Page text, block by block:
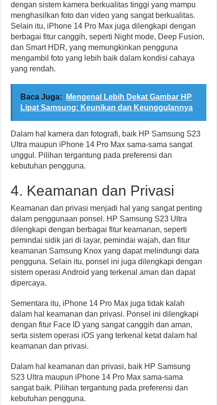
dengan sistem kamera berkualitas tinggi yang mampu
menghasilkan foto dan video yang sangat berkualitas.
Selain itu, iPhone 14 Pro Max juga dilengkapi dengan
berbagai fitur canggih, seperti Night mode, Deep Fusion,
dan Smart HDR, yang memungkinkan pengguna
mengambil foto yang lebih baik dalam kondisi cahaya
yang rendah.
Baca Juga:
Mengenal Lebih Dekat Gambar HP
Lipat Samsung: Keunikan dan Keunggulannya
Dalam hal kamera dan fotografi, baik HP Samsung S23
Ultra maupun iPhone 14 Pro Max sama-sama sangat
unggul. Pilihan tergantung pada preferensi dan
kebutuhan pengguna.
4. Keamanan dan Privasi
Keamanan dan privasi menjadi hal yang sangat penting
dalam penggunaan ponsel. HP Samsung S23 Ultra
dilengkapi dengan berbagai fitur keamanan, seperti
pemindai sidik jari di layar, pemindai wajah, dan fitur
keamanan Samsung Knox yang dapat melindungi data
pengguna. Selain itu, ponsel ini juga dilengkapi dengan
sistem operasi Android yang terkenal aman dan dapat
dipercaya.
Sementara itu, iPhone 14 Pro Max juga tidak kalah
dalam hal keamanan dan privasi. Ponsel ini dilengkapi
dengan fitur Face ID yang sangat canggih dan aman,
serta sistem operasi iOS yang terkenal ketat dalam hal
keamanan dan privasi.
Dalam hal keamanan dan privasi, baik HP Samsung
S23 Ultra maupun iPhone 14 Pro Max sama-sama
sangat baik. Pilihan tergantung pada preferensi dan
kebutuhan pengguna.